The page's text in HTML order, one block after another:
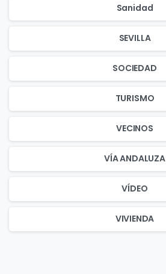
Sanidad
SEVILLA
SOCIEDAD
TURISMO
VECINOS
VÍA ANDALUZA
VÍDEO
VIVIENDA